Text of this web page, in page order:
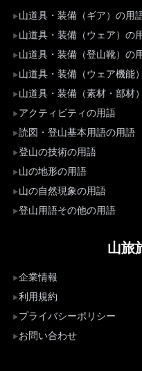
山道具・装備（ギア）の用
山道具・装備（ウェア）の
山道具・装備（登山靴）の
山道具・装備（ウェア機能
山道具・装備（素材・部材
アクティビティの用語
読図・登山基本用語の用語
登山の技術の用語
山の地形の用語
山の自然現象の用語
登山用語その他の用語
山旅
企業情報
利用規約
プライバシーポリシー
お問い合わせ